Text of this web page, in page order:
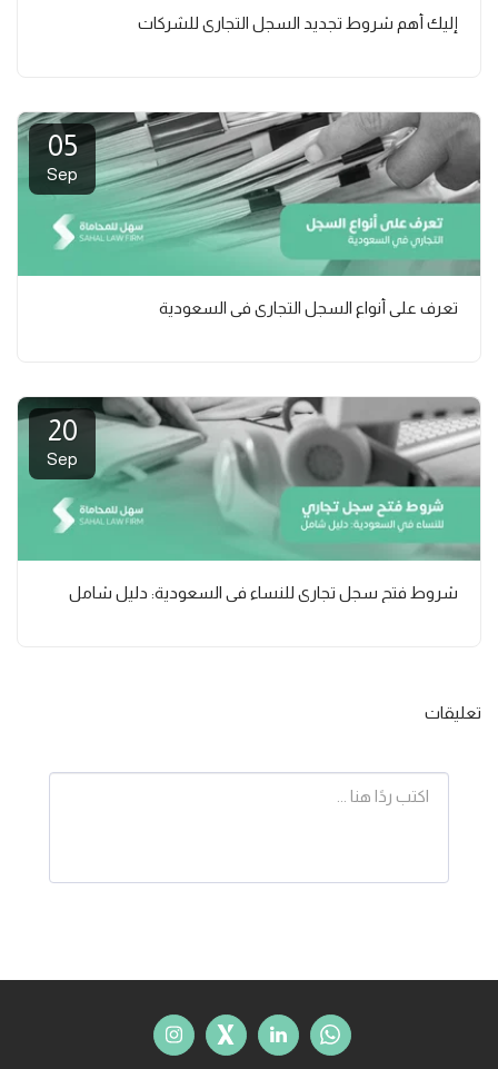
إليك أهم شروط تجديد السجل التجاري للشركات
05
Sep
تعرف على أنواع السجل التجاري في السعودية
20
Sep
شروط فتح سجل تجاري للنساء في السعودية: دليل شامل
تعليقات